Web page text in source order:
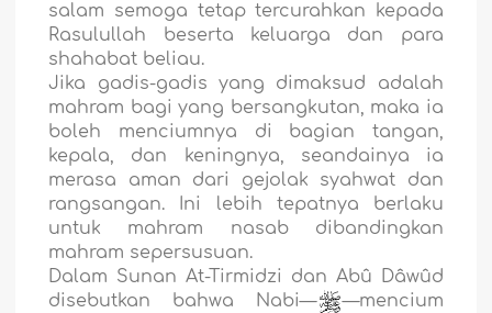
salam semoga tetap tercurahkan kepada
Rasulullah beserta keluarga dan para
shahabat beliau.
Jika gadis-gadis yang dimaksud adalah
mahram bagi yang bersangkutan, maka ia
boleh menciumnya di bagian tangan,
kepala, dan keningnya, seandainya ia
merasa aman dari gejolak syahwat dan
rangsangan. Ini lebih tepatnya berlaku
untuk mahram nasab dibandingkan
mahram sepersusuan.
Dalam Sunan At-Tirmidzi dan Abû Dâwûd
disebutkan bahwa Nabi—
—mencium